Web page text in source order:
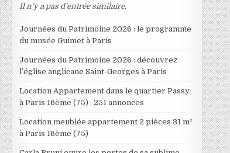
Il n’y a pas d’entrée similaire.
Journées du Patrimoine 2026 : le programme
du musée Guimet à Paris
Journées du Patrimoine 2026 : découvrez
l’église anglicane Saint-Georges à Paris
Location Appartement dans le quartier Passy
à Paris 16ème (75) : 251 annonces
Location meublée appartement 2 pièces 31 m²
à Paris 16ème (75)